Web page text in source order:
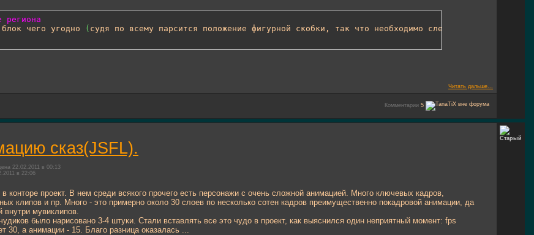
региона
блок чего угодно
( судя по всему парсится положение фигурной скобки, так что необходимо следить за их
Читать дальше...
Комментарии 5
сказ(JSFL).
22.02.2011 в 00:13
в 22:06
конторе проект. В нем среди всякого прочего есть персонажи с очень сложной анимацией. Много ключевых кадров,
клипов и пр. Много - это примерно около 30 слоев по несколько сотен кадров преимущественно покадровой анимации, да
мувиклипов.
было нарисовано 3-4 штуки. Стали вставлять все это чудо в проект, как выяснился один неприятный момент: fps
30, а анимации - 15. Благо разница оказалась ...